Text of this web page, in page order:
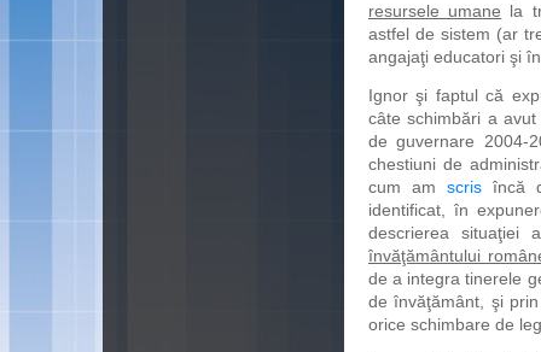
resursele umane la
astfel de sistem (ar
angajaţi educatori şi
Ignor şi faptul că
câte schimbări a
de guvernare 2004-
chestiuni de
cum am scrisîncă
identificat, în
descrierea situaţiei
învăţământului
de a integra tinerele
de învăţământ, şi
orice schimbare de